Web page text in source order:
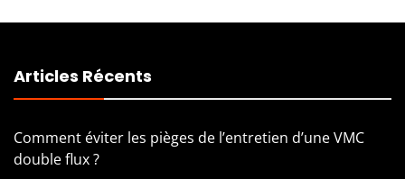
Articles Récents
Comment éviter les pièges de l’entretien d’une VMC
double flux ?